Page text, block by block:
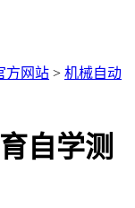
方网站 > 机械自动
自学测